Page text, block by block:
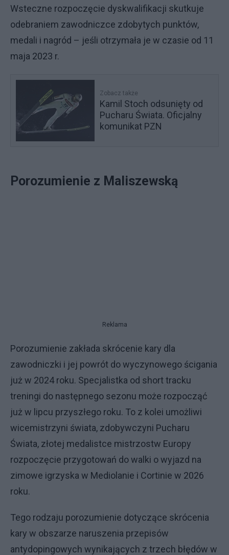
Wsteczne rozpoczęcie dyskwalifikacji skutkuje
odebraniem zawodniczce zdobytych punktów,
medali i nagród – jeśli otrzymała je w czasie od 11
maja 2023 r.
Zobacz także
Kamil Stoch odsunięty od
Pucharu Świata. Oficjalny
komunikat PZN
Porozumienie z Maliszewską
Reklama
Porozumienie zakłada skrócenie kary dla
zawodniczki i jej powrót do wyczynowego ścigania
już w 2024 roku. Specjalistka od short tracku
treningi do następnego sezonu może rozpocząć
już w lipcu przyszłego roku. To z kolei umożliwi
wicemistrzyni świata, zdobywczyni Pucharu
Świata, złotej medalistce mistrzostw Europy
rozpoczęcie przygotowań do walki o wyjazd na
zimowe igrzyska w Mediolanie i Cortinie w 2026
roku.
Tego rodzaju porozumienie dotyczące skrócenia
kary w obszarze naruszenia przepisów
antydopingowych wynikających z trzech błędów w